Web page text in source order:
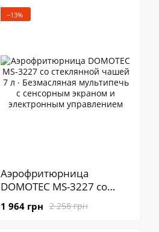
кулинарии
−13%
Аэрофритюрница
DOMOTEC MS-3227 со
стеклянной чашей 7 л ∙
Безмасляная мультипечь
2 258 грн
1 964 грн